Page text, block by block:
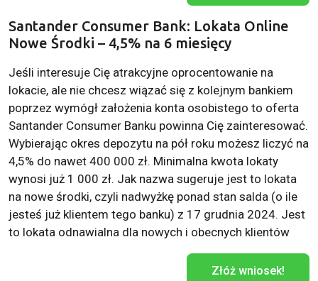
Santander Consumer Bank: Lokata Online
Nowe Środki – 4,5% na 6 miesięcy
Jeśli interesuje Cię atrakcyjne oprocentowanie na
lokacie, ale nie chcesz wiązać się z kolejnym bankiem
poprzez wymógł założenia konta osobistego to oferta
Santander Consumer Banku powinna Cię zainteresować.
Wybierając okres depozytu na pół roku możesz liczyć na
4,5% do nawet 400 000 zł. Minimalna kwota lokaty
wynosi już 1 000 zł. Jak nazwa sugeruje jest to lokata
na nowe środki, czyli nadwyżkę ponad stan salda (o ile
jesteś już klientem tego banku) z 17 grudnia 2024. Jest
to lokata odnawialna dla nowych i obecnych klientów
Złóż wniosek!